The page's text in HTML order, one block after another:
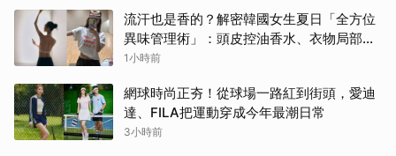
流汗也是香的？解密韓國女生夏日「全方位
異味管理術」：頭皮控油香水、衣物局部消
臭，打造自帶母胎偽體香
1小時前
網球時尚正夯！從球場一路紅到街頭，愛迪
達、FILA把運動穿成今年最潮日常
3小時前